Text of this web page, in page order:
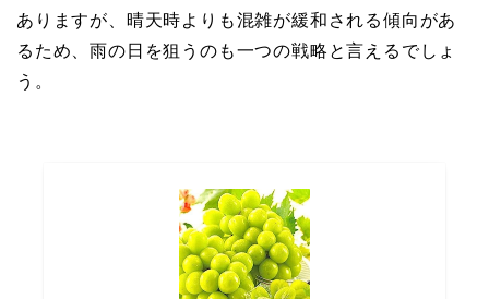
ありますが、晴天時よりも混雑が緩和される傾向があ
るため、雨の日を狙うのも一つの戦略と言えるでしょ
う。